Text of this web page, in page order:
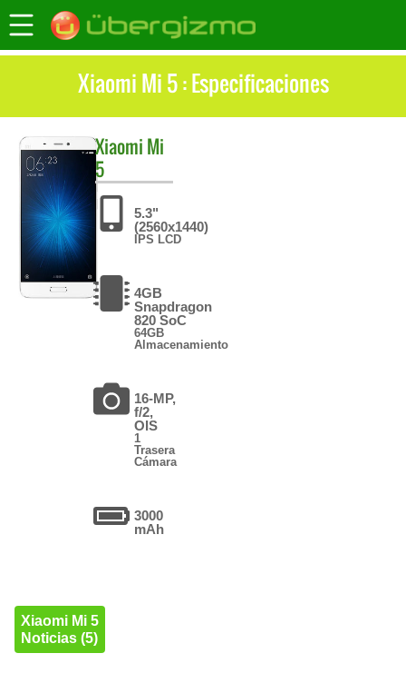
Xiaomi Mi 5 : Especificaciones
Xiaomi Mi
5
5.3"
(2560x1440)
IPS LCD
4GB
Snapdragon
820 SoC
64GB
Almacenamiento
16-MP,
f/2,
OIS
1
Trasera
Cámara
3000
mAh
Xiaomi Mi 5
Noticias (5)